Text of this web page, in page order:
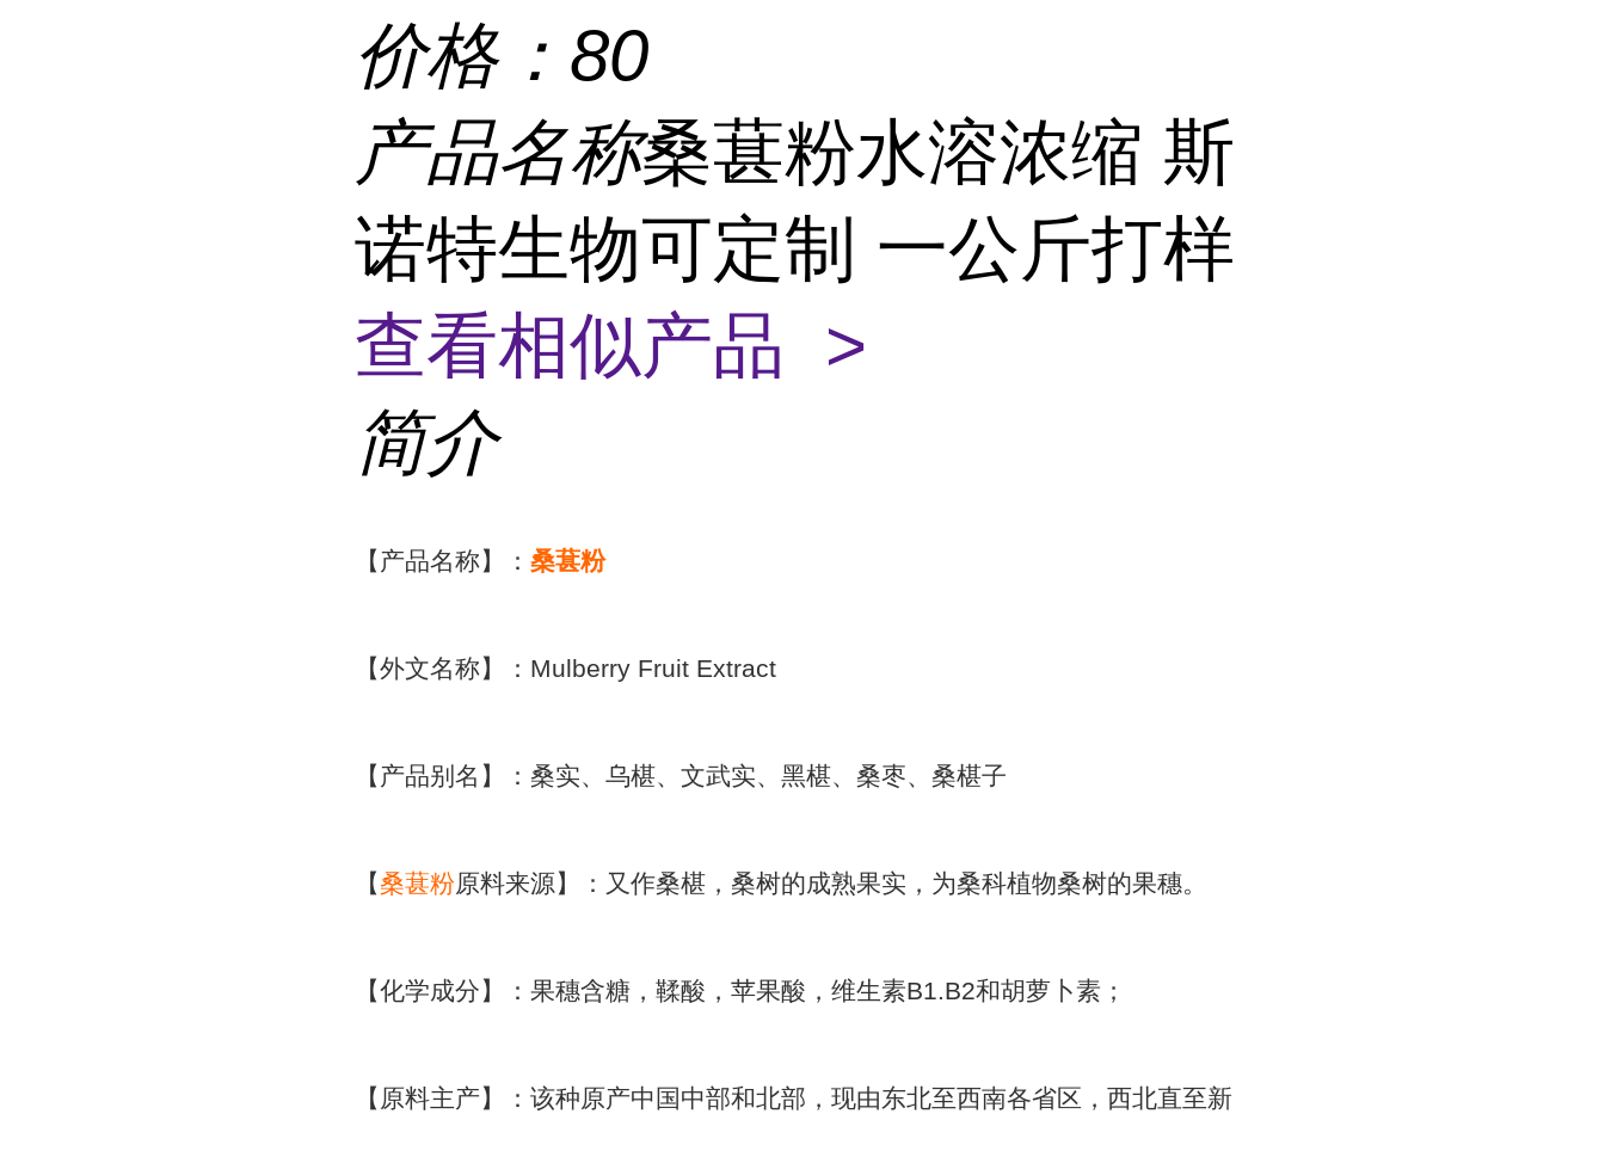
价格： 80
产品名称桑葚粉水溶浓缩 斯
诺特生物可定制 一公斤打样
查看相似产品 >
简介
【产品名称】： 桑葚粉
【外文名称】：Mulberry Fruit Extract
【产品别名】：桑实、乌椹、文武实、黑椹、桑枣、桑椹子
【桑葚粉原料来源】：又作桑椹，桑树的成熟果实，为桑科植物桑树的果穗。
【化学成分】：果穗含糖，鞣酸，苹果酸，维生素B1.B2和胡萝卜素；
【原料主产】：该种原产中国中部和北部，现由东北至西南各省区，西北直至新